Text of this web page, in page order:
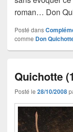
roman… Don
Posté dans
comme Don
Quichotte
Posté le 28/10/2008